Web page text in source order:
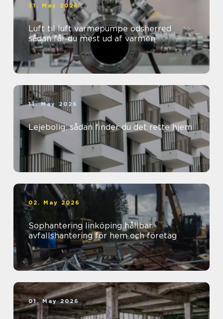
31. May 2026
Luft til luft varmepumpe odsherred
sådan får du mest ud af varmen
11. May 2026
Lejebolig: sådan finder du det rette hjem
02. May 2026
Sophantering linköping hållbar
avfallshantering för hem och företag
01. May 2026